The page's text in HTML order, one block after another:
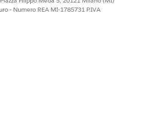
- Numero REA MI-1785731 P.IVA